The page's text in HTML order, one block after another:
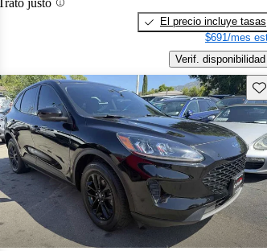
El precio incluye tasas
$691/mes
Verif. disponibilidad
este Aviso